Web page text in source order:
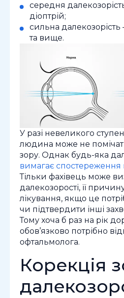
середня
діоптрій;
сильна далекозорість
та вище.
У разі невеликого
людина може не
зору. Однак будь-яка
вимагає спостереження
Тільки фахівець може
далекозорості, її
лікування, якщо це
чи підтвердити інші
Тому хоча б раз на рік
обов’язково потрібно
офтальмолога.
Корекція